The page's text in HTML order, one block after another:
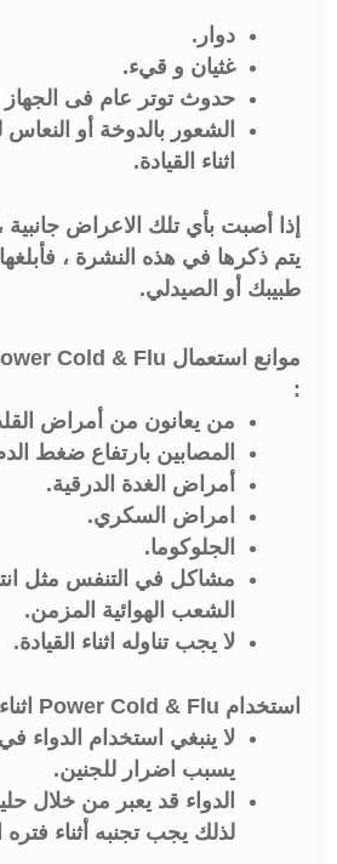
دوار.
غثيان و قيء.
حدوث توتر عام فى
الشعور بالدوخة أو النعاس
اثناء القيادة.
إذا أصبت بأي تلك الاعراض
يتم ذكرها في هذه النشرة ، فأبلغها
طبيبك أو الصيدلي.
:
من يعانون من أمراض
المصابين بارتفاع ضغط
أمراض الغدة الدرقية.
امراض السكري.
الجلوكوما.
مشاكل في التنفس مثل
الشعب الهوائية المزمن.
لا يجب تناوله اثناء القيادة.
استخدام Power Cold & Flu اثناء الحمل والرضاعة
لا ينبغي استخدام الدواء
يسبب اضرار للجنين.
الدواء قد يعبر من خلال
لذلك يجب تجنبه أثناء